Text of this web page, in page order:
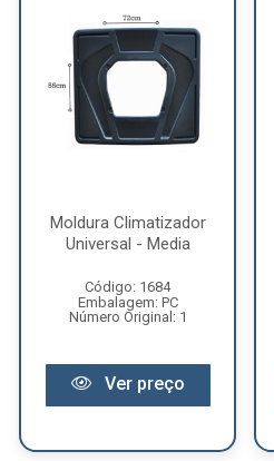
Moldura Climatizador
Universal - Media
Código: 1684
Embalagem: PC
Número Original: 1
Ver preço